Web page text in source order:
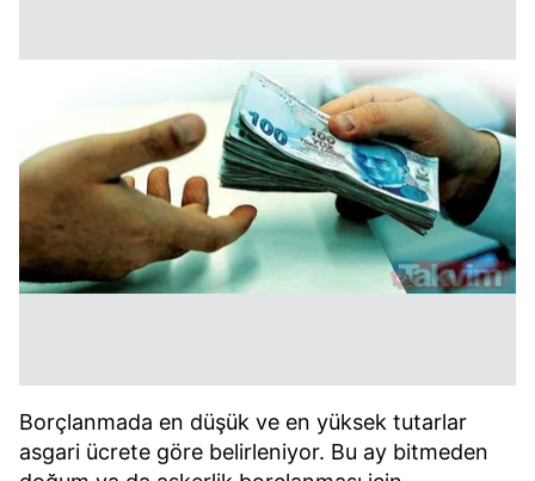
Borçlanmada en düşük ve en yüksek tutarlar
asgari ücrete göre belirleniyor. Bu ay bitmeden